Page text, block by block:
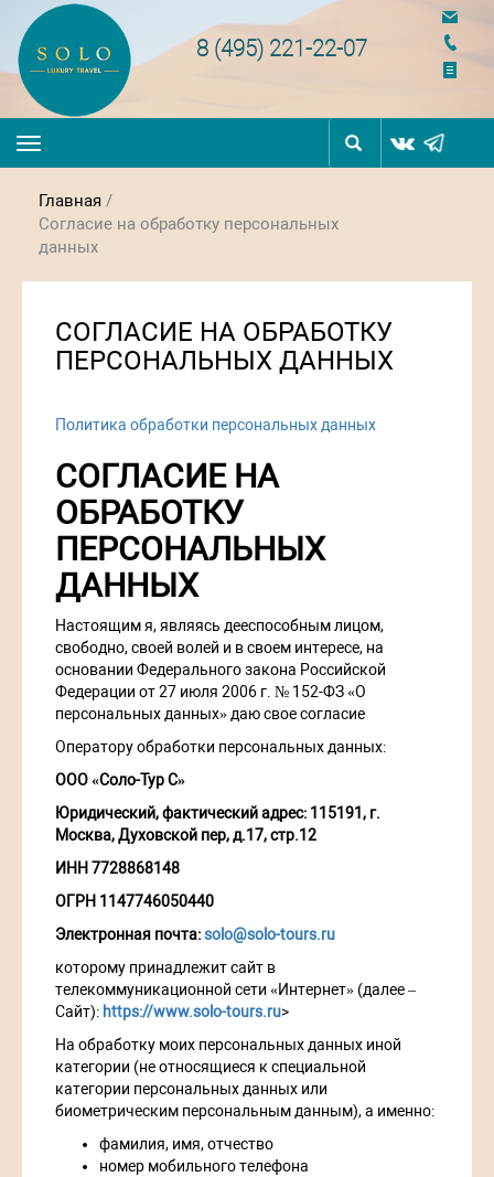
8 (495) 221-22-07
Toggle
navigation
Главная /
Согласие на обработку персональных
данных
СОГЛАСИЕ НА ОБРАБОТКУ
ПЕРСОНАЛЬНЫХ ДАННЫХ
Политика обработки персональных данных
СОГЛАСИЕ НА
ОБРАБОТКУ
ПЕРСОНАЛЬНЫХ
ДАННЫХ
Настоящим я, являясь дееспособным лицом,
свободно, своей волей и в своем интересе, на
основании Федерального закона Российской
Федерации от 27 июля 2006 г. № 152-ФЗ «О
персональных данных» даю свое согласие
Оператору обработки персональных данных:
ООО «Соло-Тур С»
Юридический, фактический адрес: 115191, г.
Москва, Духовской пер, д.17, стр.12
ИНН 7728868148
ОГРН 1147746050440
Электронная почта:solo@solo-tours.ru
которому принадлежит сайт в
телекоммуникационной сети «Интернет» (далее –
Сайт): https://www.solo-tours.ru>
На обработку моих персональных данных иной
категории (не относящиеся к специальной
категории персональных данных или
биометрическим персональным данным), а именно:
фамилия, имя, отчество
номер мобильного телефона